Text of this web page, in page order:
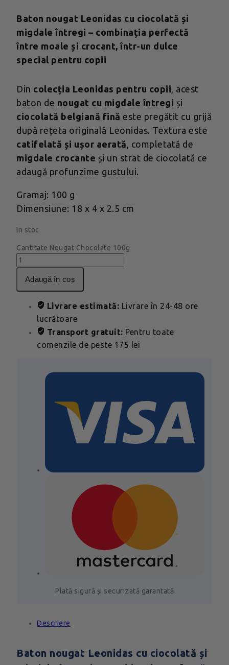
Baton nougat Leonidas cu ciocolată și
migdale întregi – combinația perfectă
între moale și crocant, într-un dulce
special pentru copii
Din colecția Leonidas pentru copii , acest
baton de nougat cu migdale întregi și
ciocolată belgiană fină este pregătit cu grijă
după rețeta originală Leonidas. Textura este
catifelată și ușor aerată , completată de
migdale crocante și un strat de ciocolată ce
adaugă profunzime gustului.
Gramaj: 100 g
Dimensiune: 18 x 4 x 2.5 cm
In stoc
Cantitate Nougat Chocolate 100g
adaugă în coș
Livrare estimată: Livrare în 24-48 ore
lucrătoare
Transport gratuit: Pentru toate
comenzile de peste 175 lei
Plată sigură și securizată garantată
Descriere
Baton nougat Leonidas cu ciocolată și